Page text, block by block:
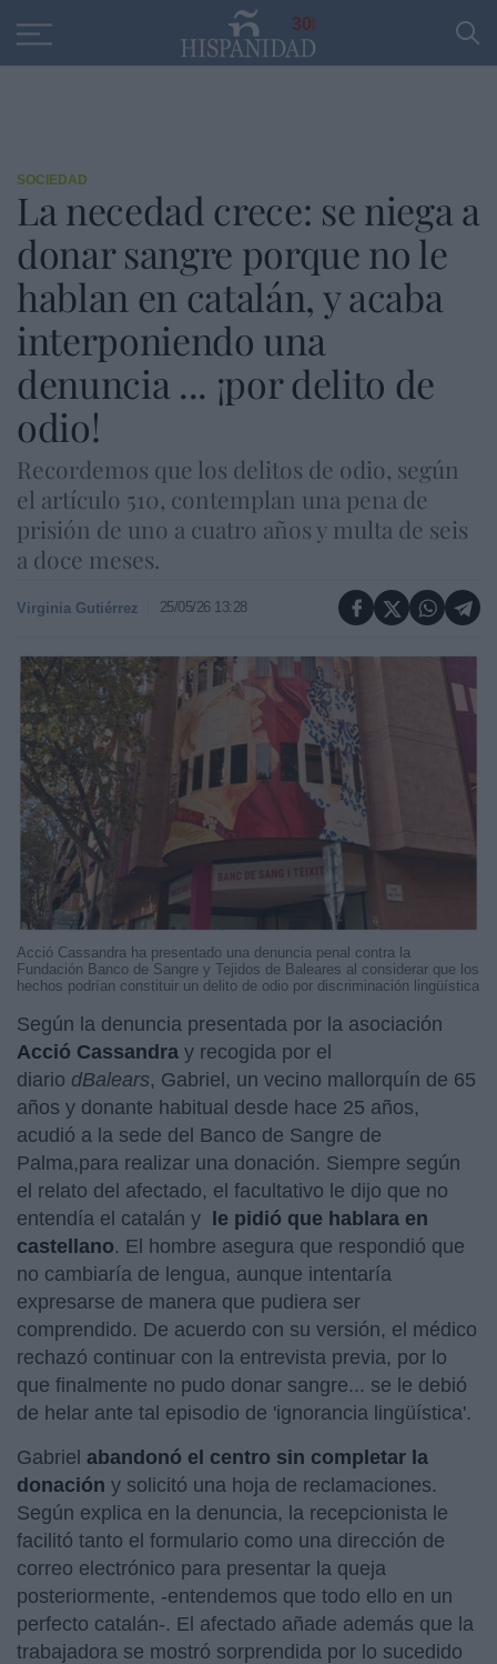
30
SOCIEDAD
La necedad crece: se niega a
donar sangre porque no le
hablan en catalán, y acaba
interponiendo una
denuncia ... ¡por delito de
odio!
Recordemos que los delitos de odio, según
el artículo 510, contemplan una pena de
prisión de uno a cuatro años y multa de seis
a doce meses.
Virginia Gutiérrez 25/05/26 13:28
Acció Cassandra ha presentado una denuncia penal contra la
Fundación Banco de Sangre y Tejidos de Baleares al considerar que los
hechos podrían constituir un delito de odio por discriminación lingüística
Según la denuncia presentada por la asociación
Acció Cassandra y recogida por el
diario dBalears, Gabriel, un vecino mallorquín de 65
años y donante habitual desde hace 25 años,
acudió a la sede del Banco de Sangre de
Palma,para realizar una donación. Siempre según
el relato del afectado, el facultativo le dijo que no
entendía el catalán y le pidió que hablara en
castellano. El hombre asegura que respondió que
no cambiaría de lengua, aunque intentaría
expresarse de manera que pudiera ser
comprendido. De acuerdo con su versión, el médico
rechazó continuar con la entrevista previa, por lo
que finalmente no pudo donar sangre... se le debió
de helar ante tal episodio de 'ignorancia lingüística'.
Gabriel abandonó el centro sin completar la
donación y solicitó una hoja de reclamaciones.
Según explica en la denuncia, la recepcionista le
facilitó tanto el formulario como una dirección de
correo electrónico para presentar la queja
posteriormente, -entendemos que todo ello en un
perfecto catalán-. El afectado añade además que la
trabajadora se mostró sorprendida por lo sucedido